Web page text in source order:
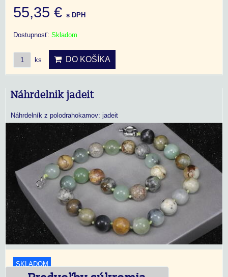
55,35 € s DPH
Dostupnosť: Skladom
ks DO KOŠÍKA
Náhrdelnik jadeit
Náhrdelník z polodrahokamov: jadeit
SKLADOM